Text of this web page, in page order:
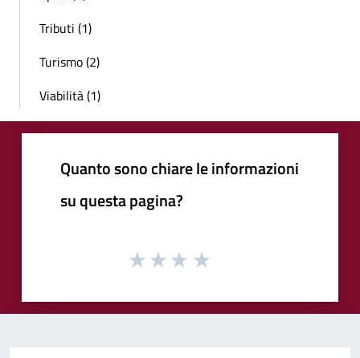
Tributi (1)
Turismo (2)
Viabilità (1)
Quanto sono chiare le informazioni
su questa pagina?